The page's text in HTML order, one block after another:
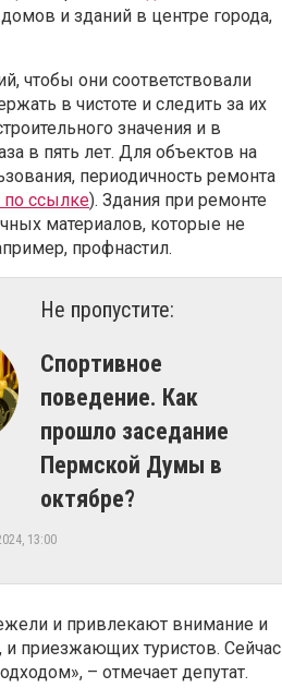
и зданий в центре города,
чтобы они соответствовали
в чистоте и следить за их
значения и в
в пять лет. Для объектов на
периодичность ремонта
по ссылке). Здания при ремонте
материалов, которые не
профнастил.
Не пропустите:
​Спортивное
поведение. Как
прошло заседание
Пермской Думы в
октябре?
13:00
и привлекают внимание и
и приезжающих туристов. Сейчас
– отмечает депутат.